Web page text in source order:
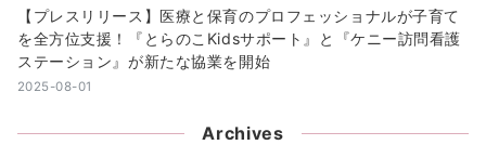
【プレスリリース】医療と保育のプロフェッショナルが子育て
を全方位支援！『とらのこKidsサポート』と『ケニー訪問看護
ステーション』が新たな協業を開始
2025-08-01
Archives